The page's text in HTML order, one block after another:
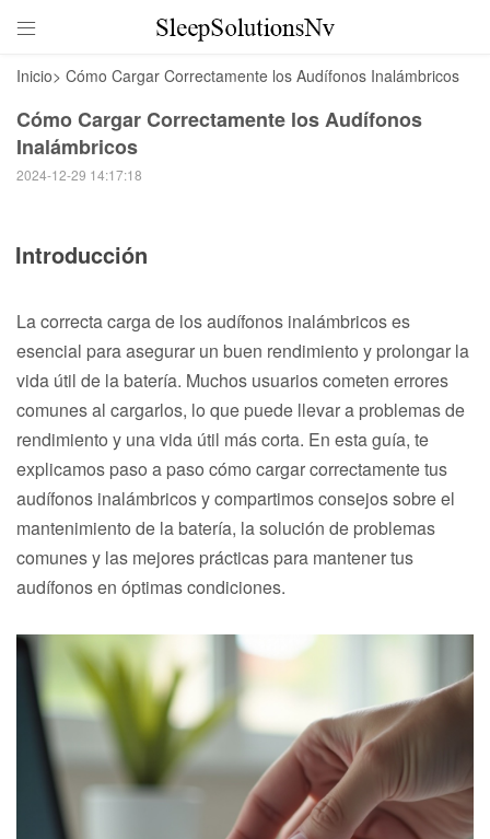

Inicio> Cómo Cargar Correctamente los Audífonos Inalámbricos
Cómo Cargar Correctamente los Audífonos
Inalámbricos
2024-12-29 14:17:18
Introducción
La correcta carga de los audífonos inalámbricos es
esencial para asegurar un buen rendimiento y prolongar la
vida útil de la batería. Muchos usuarios cometen errores
comunes al cargarlos, lo que puede llevar a problemas de
rendimiento y una vida útil más corta. En esta guía, te
explicamos paso a paso cómo cargar correctamente tus
audífonos inalámbricos y compartimos consejos sobre el
mantenimiento de la batería, la solución de problemas
comunes y las mejores prácticas para mantener tus
audífonos en óptimas condiciones.